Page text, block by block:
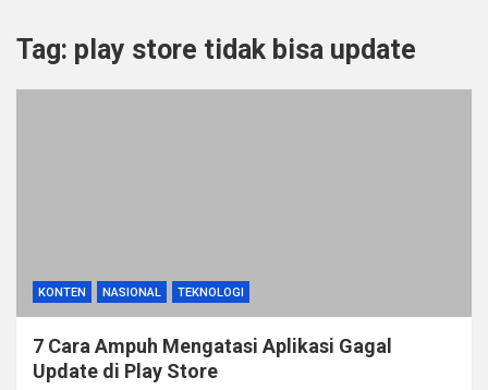
Tag: play store tidak bisa update
KONTEN NASIONAL TEKNOLOGI
7 Cara Ampuh Mengatasi Aplikasi Gagal
Update di Play Store